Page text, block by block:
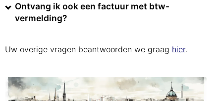
Ontvang ik ook een factuur met btw-
vermelding?
Uw overige vragen beantwoorden we graag hier.